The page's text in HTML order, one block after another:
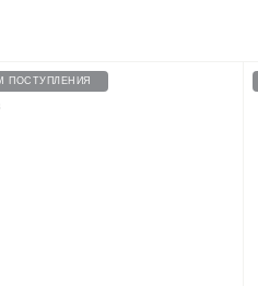
ПОСТУПЛЕНИЯ